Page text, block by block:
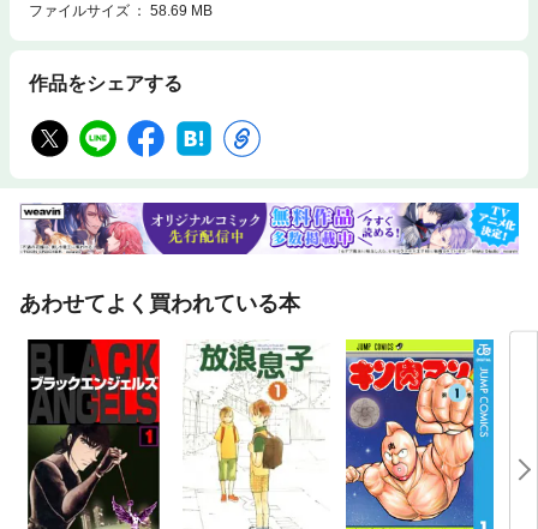
ファイルサイズ
58.69 MB
作品をシェアする
あわせてよく買われている本